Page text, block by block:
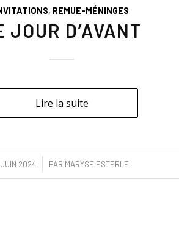
, REMUE-MÉNINGES
JOUR D’AVANT
Lire la suite
2024
/ PAR MARYSE ESTERLE